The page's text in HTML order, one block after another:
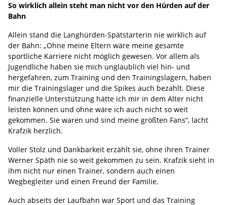
So wirklich allein steht man nicht vor den Hürden auf der
Bahn
Allein stand die Langhürden-Spätstarterin nie wirklich auf
der Bahn: „Ohne meine Eltern wäre meine gesamte
sportliche Karriere nicht möglich gewesen. Vor allem als
Jugendliche haben sie mich unglaublich viel hin- und
hergefahren, zum Training und den Trainingslagern, haben
mir die Trainingslager und die Spikes auch bezahlt. Diese
finanzielle Unterstützung hätte ich mir in dem Alter nicht
leisten können und ohne wäre ich auch nicht so weit
gekommen. Sie waren und sind meine größten Fans“, lacht
Krafzik herzlich.
Voller Stolz und Dankbarkeit erzählt sie, ohne ihren Trainer
Werner Späth nie so weit gekommen zu sein. Krafzik sieht in
ihm nicht nur einen Trainer, sondern auch einen
Wegbegleiter und einen Freund der Familie.
Auch abseits der Laufbahn war Sport und das Training